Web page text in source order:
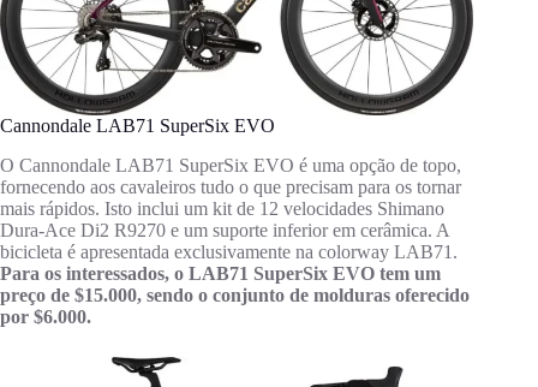
Cannondale LAB71 SuperSix EVO
O Cannondale LAB71 SuperSix EVO é uma opção de topo,
fornecendo aos cavaleiros tudo o que precisam para os tornar
mais rápidos. Isto inclui um kit de 12 velocidades Shimano
Dura-Ace Di2 R9270 e um suporte inferior em cerâmica. A
bicicleta é apresentada exclusivamente na colorway LAB71.
Para os interessados, o LAB71 SuperSix EVO tem um
preço de $15.000, sendo o conjunto de molduras oferecido
por $6.000.